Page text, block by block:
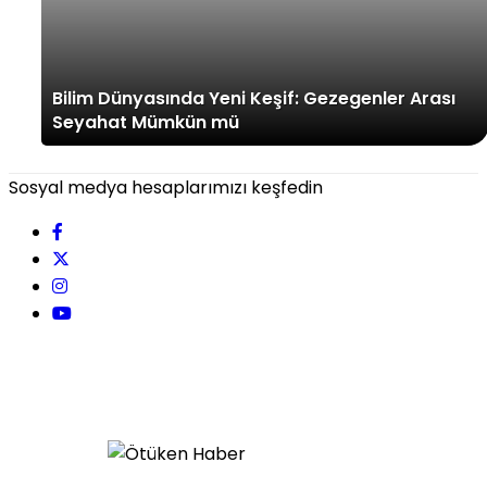
Bilim Dünyasında Yeni Keşif: Gezegenler Arası
Seyahat Mümkün mü
Sosyal medya hesaplarımızı keşfedin